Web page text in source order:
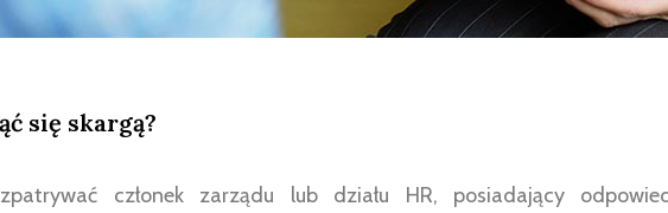
się skargą?
członek zarządu lub działu HR, posiadający